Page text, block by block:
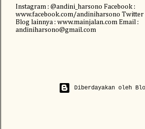
Instagram : @andini_harsono Facebook :
www.facebook.com/andiniharsono Twitter
Blog lainnya : www.mainjalan.com Email :
andiniharsono@gmail.com
Diberdayakan oleh